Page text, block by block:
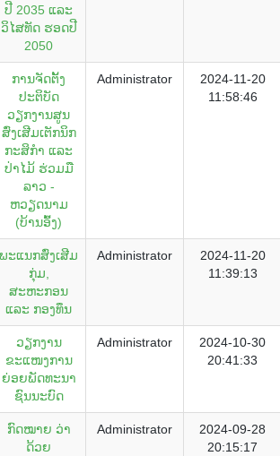
ປີ 2035 ແລະ
ວິໄສທັດ ຮອດປີ
2050
ການຈັດຕັ້ງ
ປະຕິບັດ
ວຽກງານສູນ
ສົ່ງເສີມເຕັກນິກ
ກະສິກຳ ແລະ
ປ່າໄມ້ ຮ່ວມມື
ລາວ -
ຫວຽດນາມ
(ບ້ານອົ້ງ)
Administrator
2024-11-20
11:58:46
ພະແນກສົ່ງເສີມ
ກຸ່ມ,
ສະຫະກອນ
ແລະ ກອງທຶນ
Administrator
2024-11-20
11:39:13
ວຽກງານ
ຂະແໜງການ
ຍ່ອຍພັດທະນາ
ຊົນນະບົດ
Administrator
2024-10-30
20:41:33
ກົດໝາຍ ວ່າ
ດ້ວຍ
Administrator
2024-09-28
20:15:17